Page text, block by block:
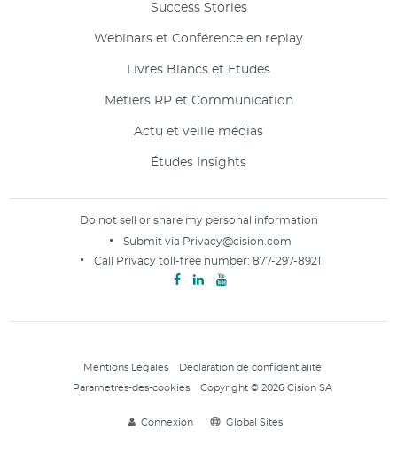
Success Stories
Webinars et Conférence en replay
Livres Blancs et Etudes
Métiers RP et Communication
Actu et veille médias
Études Insights
Do not sell or share my personal information
Submit via Privacy@cision.com
Call Privacy toll-free number: 877-297-8921
Mentions Légales Déclaration de confidentialité
Parametres-des-cookies Copyright © 2026 Cision SA
Connexion Global Sites